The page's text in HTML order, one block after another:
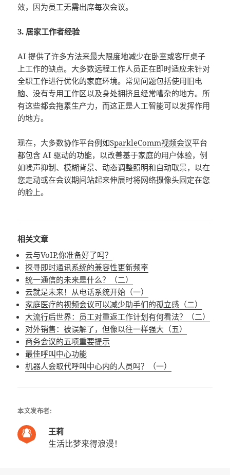
效，因为员工无需出席每次会议。
3. 居家工作者经验
AI 提供了许多方法来最大限度地减少在卧室或客厅桌子
上工作的缺点。大多数远程工作人员正在即时适应未针对
全职工作进行优化的家庭环境。常见问题包括使用旧电
脑、没有专用工作区以及身处拥挤且经常嘈杂的地方。所
有这些都会拖累生产力，而这正是人工智能可以发挥作用
的地方。
现在，大多数协作平台例如SparkleComm视频会议平台
都包含 AI 驱动的功能，以改善基于家庭的用户体验，例
如噪声抑制、模糊背景、动态调整照明和自动取景，以在
您走动或在会议期间站起来伸展时将网络摄像头固定在您
的脸上。
相关文章
云与VoIP,你准备好了吗？
探寻即时通讯系统的兼容性更新频率
统一通信的未来是什么？（二）
云就是未来！从电话系统开始（一）
家庭医疗的视频会议可以减少助手们的孤立感（二）
大流行后世界：员工对重返工作计划有何看法？（二）
对外销售：被误解了，但像以往一样强大（五）
商务会议的五项重要提示
最佳呼叫中心功能
机器人会取代呼叫中心内的人员吗？（一）
本文发布者:
王莉
生活比梦来得浪漫！